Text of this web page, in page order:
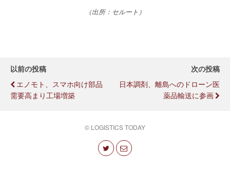
（出所：セルート）
以前の投稿
エノモト、スマホ向け部品
需要高まり工場増築
次の投稿
日本調剤、離島へのドローン医
薬品輸送に参画
© LOGISTICS TODAY